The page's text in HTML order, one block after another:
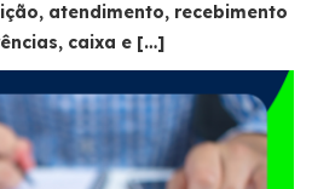
atendimento, recebimento
caixa e […]